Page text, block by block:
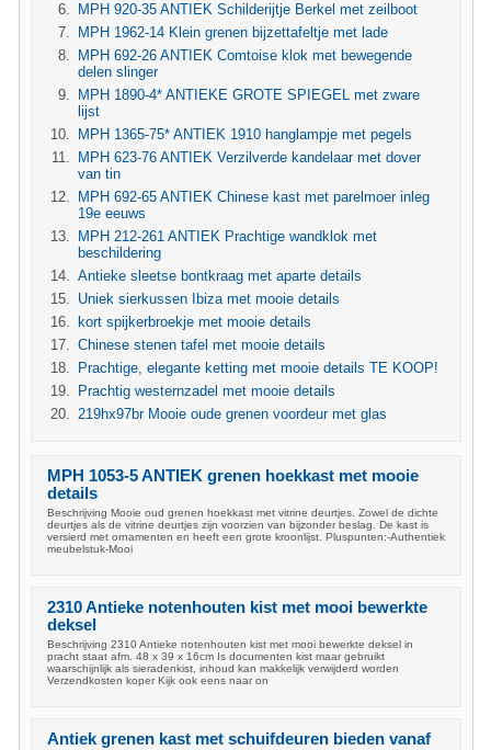
MPH 920-35 ANTIEK Schilderijtje Berkel met zeilboot
MPH 1962-14 Klein grenen bijzettafeltje met lade
MPH 692-26 ANTIEK Comtoise klok met bewegende
delen slinger
MPH 1890-4* ANTIEKE GROTE SPIEGEL met zware
lijst
MPH 1365-75* ANTIEK 1910 hanglampje met pegels
MPH 623-76 ANTIEK Verzilverde kandelaar met dover
van tin
MPH 692-65 ANTIEK Chinese kast met parelmoer inleg
19e eeuws
MPH 212-261 ANTIEK Prachtige wandklok met
beschildering
Antieke sleetse bontkraag met aparte details
Uniek sierkussen Ibiza met mooie details
kort spijkerbroekje met mooie details
Chinese stenen tafel met mooie details
Prachtige, elegante ketting met mooie details TE KOOP!
Prachtig westernzadel met mooie details
219hx97br Mooie oude grenen voordeur met glas
MPH 1053-5 ANTIEK grenen hoekkast met mooie
details
Beschrijving Mooie oud grenen hoekkast met vitrine deurtjes. Zowel de dichte
deurtjes als de vitrine deurtjes zijn voorzien van bijzonder beslag. De kast is
versierd met ornamenten en heeft een grote kroonlijst. Pluspunten:-Authentiek
meubelstuk-Mooi
2310 Antieke notenhouten kist met mooi bewerkte
deksel
Beschrijving 2310 Antieke notenhouten kist met mooi bewerkte deksel in
pracht staat afm. 48 x 39 x 16cm Is documenten kist maar gebruikt
waarschijnlijk als sieradenkist, inhoud kan makkelijk verwijderd worden
Verzendkosten koper Kijk ook eens naar on
Antiek grenen kast met schuifdeuren bieden vanaf